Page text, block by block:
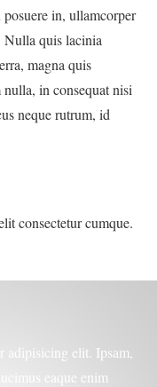
in, ullamcorper
Nulla quis lacinia
magna quis
in consequat nisi
neque rutrum, id
consectetur cumque.
adipisicing elit. Ipsam,
eaque enim